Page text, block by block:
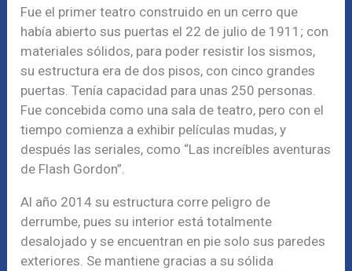
Fue el primer teatro construido en un cerro que
había abierto sus puertas el 22 de julio de 1911; con
materiales sólidos, para poder resistir los sismos,
su estructura era de dos pisos, con cinco grandes
puertas. Tenía capacidad para unas 250 personas.
Fue concebida como una sala de teatro, pero con el
tiempo comienza a exhibir películas mudas, y
después las seriales, como “Las increíbles aventuras
de Flash Gordon”.
Al año 2014 su estructura corre peligro de
derrumbe, pues su interior está totalmente
desalojado y se encuentran en pie solo sus paredes
exteriores. Se mantiene gracias a su sólida